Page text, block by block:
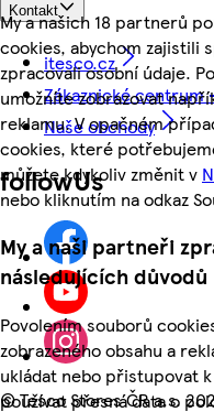
My a našich 18 partnerů
cookies, abychom zajistili
zpracovali osobní údaje.
umožníte zobrazovat
reklamu. V opačném
cookies, které
můžete kdykoliv změnit v
nebo kliknutím na odkaz
My a naši partneři
následujících důvodů
Povolením souborů
zobrazeného obsahu a
ukládat nebo přistupovat
používat přesná data o
Kontakt
itesco.cz
Zákaznické centrum
Naše obchody
followUs
©Tesco Stores ČR a.s.